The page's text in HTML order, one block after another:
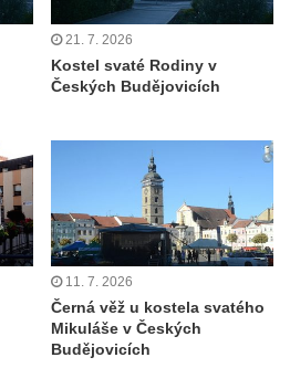
Panny Marie v
v Mařenicích
v Antonínově
potokem v
Pavla v Horním
domu čp. 48 za
a Pavla v Horním
21. 7. 2026
Kostel svaté Rodiny v
Českých Budějovicích
11. 7. 2026
Černá věž u kostela svatého
Mikuláše v Českých
Budějovicích